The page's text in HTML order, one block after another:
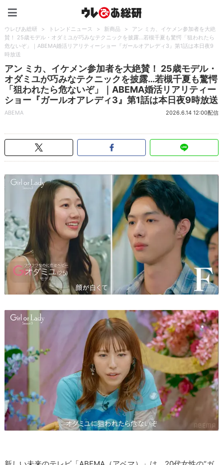
ウレぴあ総研 > トレンドニュース > 新商品 >
アン ミカ、イケメン参加者を大絶
賛！ 25歳モデル・オダミユが巧みなテクニックを披露…若槻千夏も驚愕「狙われたら
危ないぞ」｜ABEMA婚活リアリティーショー『ガールオアレディ3』第1話は本日夜9
時放送
アン ミカ、イケメン参加者を大絶賛！ 25歳モデル・
オダミユが巧みなテクニックを披露…若槻千夏も驚愕
「狙われたら危ないぞ」｜ABEMA婚活リアリティー
ショー『ガールオアレディ3』第1話は本日夜9時放送
ABEMA 2026.6.14 12:00配信